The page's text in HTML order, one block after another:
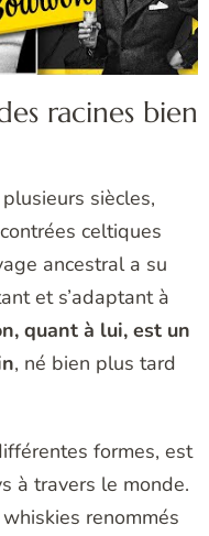
racines bien
siècles,
celtiques
ancestral a su
et s’adaptant à
quant à lui, est un
, né bien plus tard
formes, est
à travers le monde.
renommés